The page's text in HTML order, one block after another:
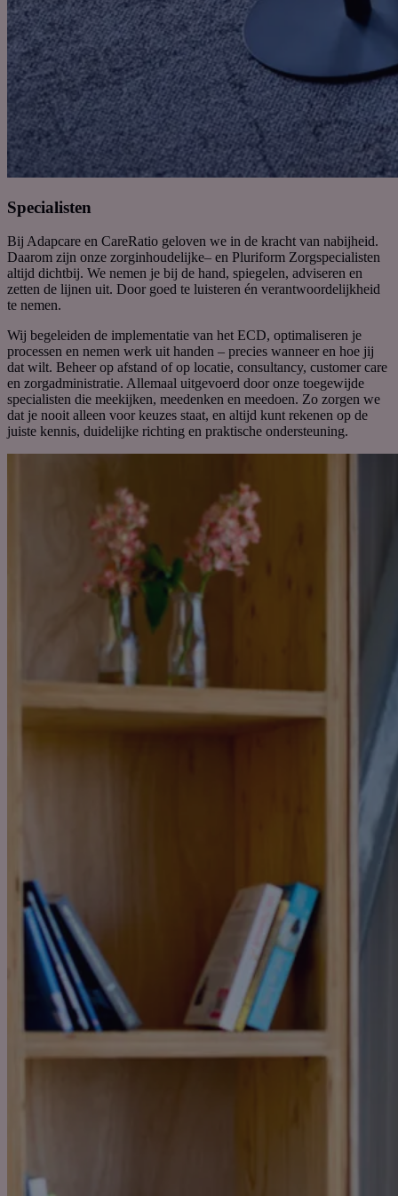
Specialisten
Bij Adapcare en CareRatio geloven we in de kracht van nabijheid.
Daarom zijn onze zorginhoudelijke– en Pluriform Zorgspecialisten
altijd dichtbij. We nemen je bij de hand, spiegelen, adviseren en
zetten de lijnen uit. Door goed te luisteren én verantwoordelijkheid
te nemen.
Wij begeleiden de implementatie van het ECD, optimaliseren je
processen en nemen werk uit handen – precies wanneer en hoe jij
dat wilt. Beheer op afstand of op locatie, consultancy, customer care
en zorgadministratie. Allemaal uitgevoerd door onze toegewijde
specialisten die meekijken, meedenken en meedoen. Zo zorgen we
dat je nooit alleen voor keuzes staat, en altijd kunt rekenen op de
juiste kennis, duidelijke richting en praktische ondersteuning.